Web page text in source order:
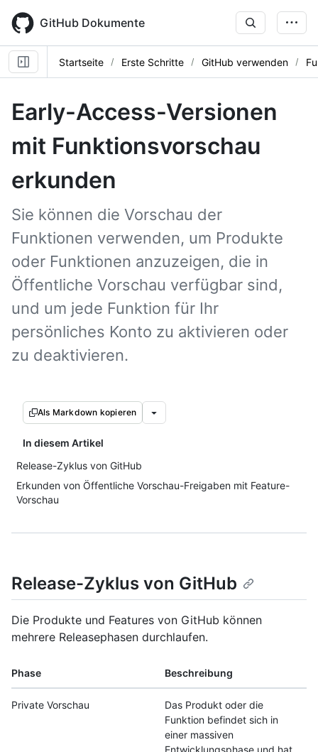
main
content
GitHub Dokumente
Startseite Erste Schritte GitHub verwenden
Early-Access-Versionen
mit Funktionsvorschau
erkunden
Sie können die Vorschau der
Funktionen verwenden, um Produkte
oder Funktionen anzuzeigen, die in
Öffentliche Vorschau verfügbar sind,
und um jede Funktion für Ihr
persönliches Konto zu aktivieren oder
zu deaktivieren.
Als Markdown kopieren
In diesem Artikel
Release-Zyklus von GitHub
Erkunden von Öffentliche Vorschau-Freigaben mit Feature-
Vorschau
Release-Zyklus von GitHub
Die Produkte und Features von GitHub können
mehrere Releasephasen durchlaufen.
Phase Beschreibung
Private Vorschau
Das Produkt oder die
Funktion befindet sich in
einer massiven